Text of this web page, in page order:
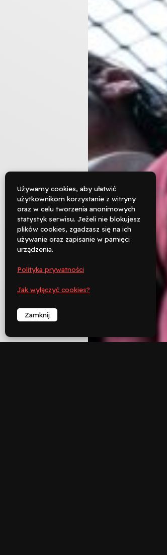

Rezerwuj

︁
︁
Używamy cookies, aby ułatwić
użytkownikom korzystanie z witryny
oraz w celu tworzenia anonimowych
statystyk serwisu. Jeżeli nie blokujesz
plików cookies, zgadzasz się na ich
używanie oraz zapisanie w pamięci
urządzenia.
Polityka prywatności
Jak wyłączyć cookies?
Zamknij